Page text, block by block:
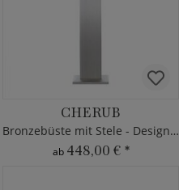
CHERUB
Bronzebüste mit Stele - Designerstatue
ab 448,00 € *